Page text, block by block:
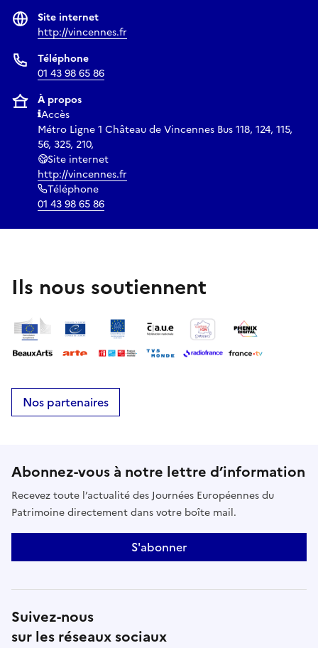
Site internet
http://vincennes.fr
Téléphone
01 43 98 65 86
À propos
Accès
Métro Ligne 1 Château de Vincennes Bus 118, 124, 115,
56, 325, 210,
Site internet
http://vincennes.fr
Téléphone
01 43 98 65 86
Ils nous soutiennent
Nos partenaires
Abonnez-vous à notre lettre d’information
Recevez toute l’actualité des Journées Européennes du
Patrimoine directement dans votre boîte mail.
S'abonner
Suivez-nous
sur les réseaux sociaux